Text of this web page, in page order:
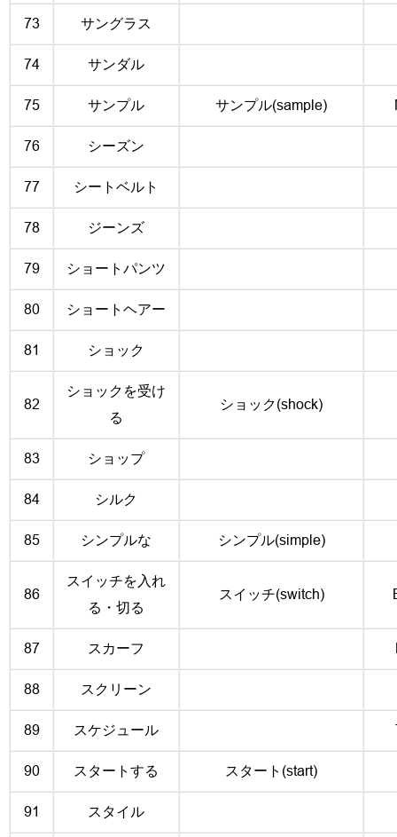
73 サングラス
74 サンダル
75 サンプル サンプル(sample)
76 シーズン
77 シートベルト
78 ジーンズ
79 ショートパンツ
80 ショートヘアー
81 ショック
82
ショックを受け
る
ショック(shock)
83 ショップ
84 シルク
85 シンプルな シンプル(simple)
86
スイッチを入れ
る・切る
スイッチ(switch)
87 スカーフ
88 スクリーン
89 スケジュール
90 スタートする スタート(start)
91 スタイル